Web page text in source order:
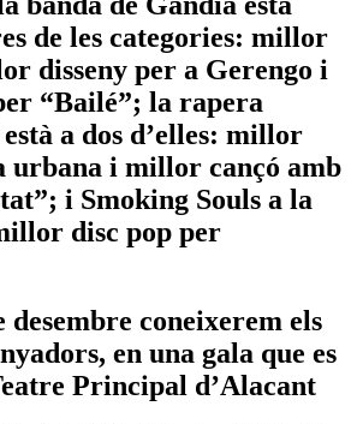
de les categories: millor
disseny per a Gerengo i
“Bailé”; la rapera
a dos d’elles: millor
urbana i millor cançó amb
i Smoking Souls a la
disc pop per
coneixerem els
en una gala que es
Principal d’Alacant